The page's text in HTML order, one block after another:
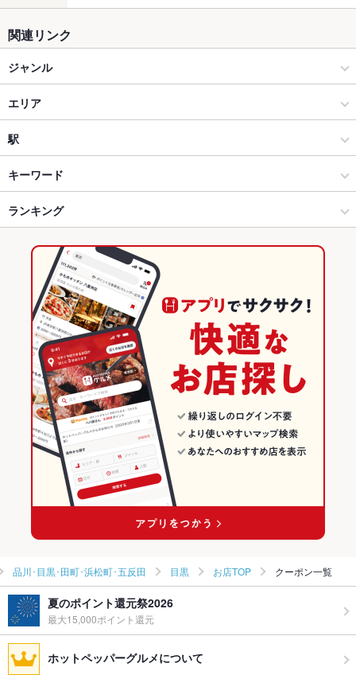
関連リンク
ジャンル
居酒屋
洋・和洋・各国料理・その他
品川･目黒･田町･浜松町･五反田 × 居酒屋
品川･目黒･田町･浜松町･五反田 × 洋・和洋・各国料理・その他
目黒駅 × 居酒屋
目黒駅 × 洋・和洋・各国料理・その他
四川料理
品川･目黒･田町･浜松町･五反田 × 中華
品川･目黒･田町･浜松町･五反田 × 四川料理
目黒駅 × 中華
目黒駅 × 四川料理
エリア
目黒
目黒 × 居酒屋
目黒 × 洋・和洋・各国料理・その他
目黒 × 中華
目黒 × 四川料理
東京 × 居酒屋
東京 × 洋・和洋・各国料理・その他
東京 × 中華
東京 × 四川料理
駅
目黒駅
キーワード
エビ料理
ランキング
東京のグルメランキング
東京の居酒屋ランキング
品川･目黒･田町･浜松町･五反田のグルメランキング
品川･目黒･田町･浜松町･五反田の居酒屋ランキング
目黒のグルメランキング
目黒の居酒屋ランキング
品川･目黒･田町･浜松町･五反田 目黒 お店TOP クーポン一覧
夏のポイント還元祭2026
最大15,000ポイント還元
ホットペッパーグルメについて